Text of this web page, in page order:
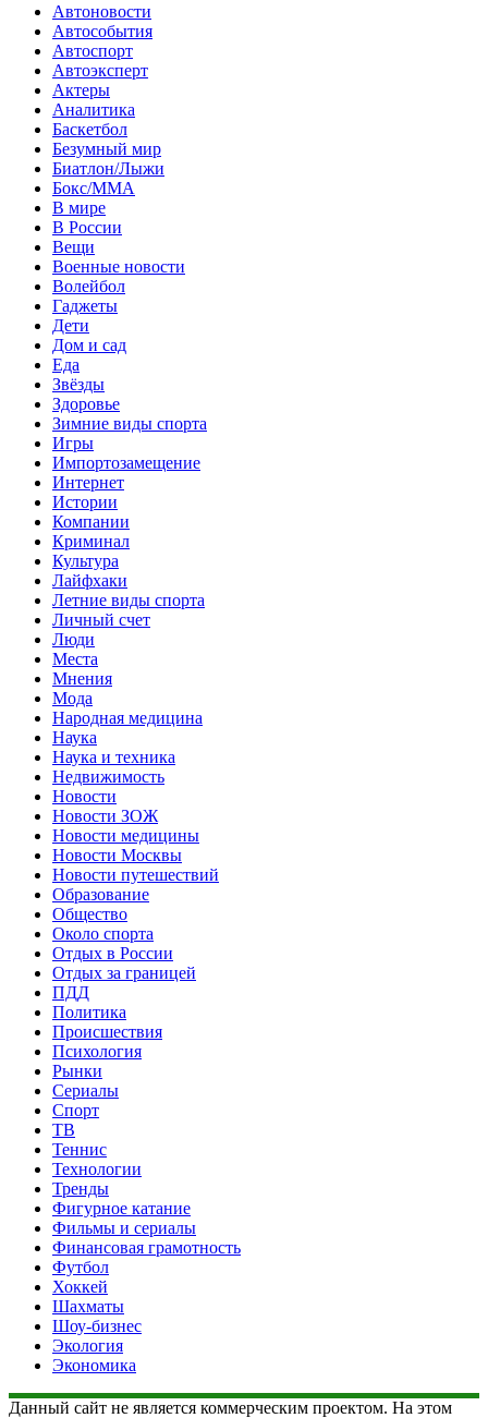
Автоновости
Автособытия
Автоспорт
Автоэксперт
Актеры
Аналитика
Баскетбол
Безумный мир
Биатлон/Лыжи
Бокс/MMA
В мире
В России
Вещи
Военные новости
Волейбол
Гаджеты
Дети
Дом и сад
Еда
Звёзды
Здоровье
Зимние виды спорта
Игры
Импортозамещение
Интернет
Истории
Компании
Криминал
Культура
Лайфхаки
Летние виды спорта
Личный счет
Люди
Места
Мнения
Мода
Народная медицина
Наука
Наука и техника
Недвижимость
Новости
Новости ЗОЖ
Новости медицины
Новости Москвы
Новости путешествий
Образование
Общество
Около спорта
Отдых в России
Отдых за границей
ПДД
Политика
Происшествия
Психология
Рынки
Сериалы
Спорт
ТВ
Теннис
Технологии
Тренды
Фигурное катание
Фильмы и сериалы
Финансовая грамотность
Футбол
Хоккей
Шахматы
Шоу-бизнес
Экология
Экономика
Данный сайт не является коммерческим проектом. На этом